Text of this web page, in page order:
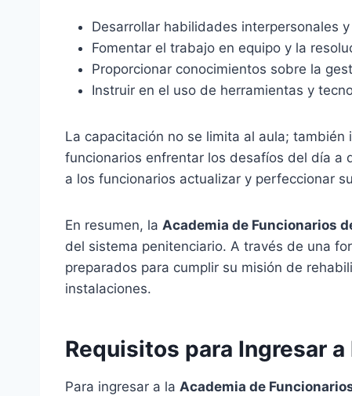
Desarrollar habilidades interpersonales
Fomentar el trabajo en equipo y la
Proporcionar conocimientos sobre la
Instruir en el uso de herramientas y
La capacitación no se limita al aula;
funcionarios enfrentar los desafíos del día a
a los funcionarios actualizar y perfeccionar
En resumen, la Academia de Funcionarios
del sistema penitenciario. A través de una
preparados para cumplir su misión de
instalaciones.
Requisitos para Ingresar
Para ingresar a la Academia de